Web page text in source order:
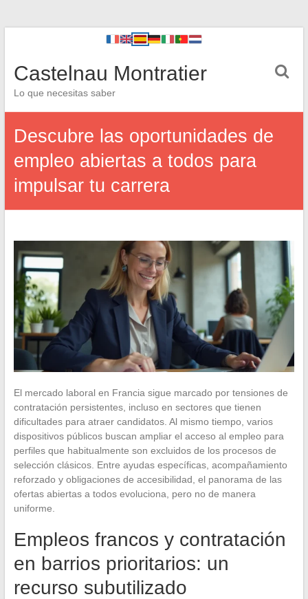
Castelnau Montratier
Lo que necesitas saber
Descubre las oportunidades de
empleo abiertas a todos para
impulsar tu carrera
El mercado laboral en Francia sigue marcado por tensiones de
contratación persistentes, incluso en sectores que tienen
dificultades para atraer candidatos. Al mismo tiempo, varios
dispositivos públicos buscan ampliar el acceso al empleo para
perfiles que habitualmente son excluidos de los procesos de
selección clásicos. Entre ayudas específicas, acompañamiento
reforzado y obligaciones de accesibilidad, el panorama de las
ofertas abiertas a todos evoluciona, pero no de manera
uniforme.
Empleos francos y contratación
en barrios prioritarios: un
recurso subutilizado